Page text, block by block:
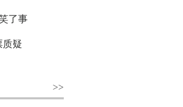
了事
质疑
>>